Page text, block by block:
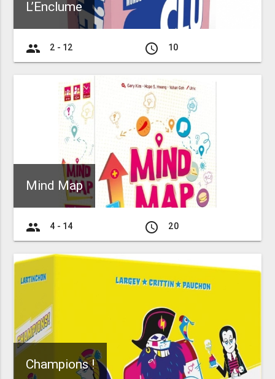
L’Enclume
group 2 - 12 access_time 10
Mind Map
group 4 - 14 access_time 20
Champions !